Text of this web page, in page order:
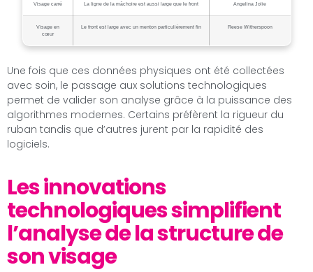
Visage carré La ligne de la mâchoire est aussi large que le front Angelina Jolie
Visage en
cœur
Le front est large avec un menton particulièrement fin Reese Witherspoon
Une fois que ces données physiques ont été collectées
avec soin, le passage aux solutions technologiques
permet de valider son analyse grâce à la puissance des
algorithmes modernes. Certains préfèrent la rigueur du
ruban tandis que d’autres jurent par la rapidité des
logiciels.
Les innovations
technologiques simplifient
l’analyse de la structure de
son visage